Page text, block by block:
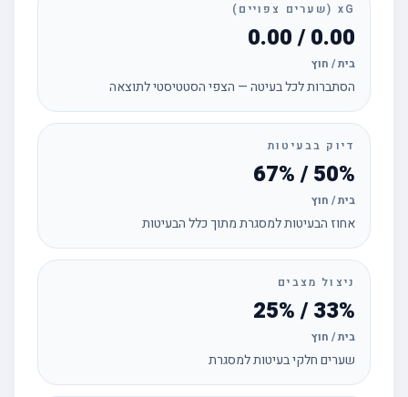
xG (שערים צפויים)
0.00 / 0.00
בית / חוץ
הסתברות לכל בעיטה — הצפי הסטטיסטי לתוצאה
דיוק בבעיטות
50% / 67%
בית / חוץ
אחוז הבעיטות למסגרת מתוך כלל הבעיטות
ניצול מצבים
33% / 25%
בית / חוץ
שערים חלקי בעיטות למסגרת